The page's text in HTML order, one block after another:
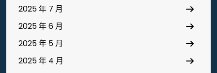
2025 年 7 月
2025 年 6 月
2025 年 5 月
2025 年 4 月